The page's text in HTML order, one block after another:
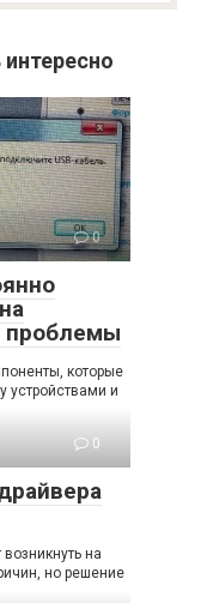
0
проблемы
которые
устройствами и
0
на
но решение